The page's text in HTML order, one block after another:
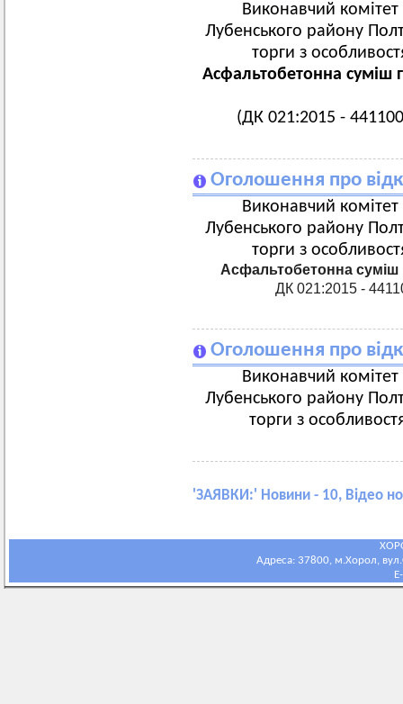
Виконавчий комітет
Лубенського району
торги з
Асфальтобетонна суміш
(ДК 021:2015 -
Оголошення про
Виконавчий комітет
Лубенського району
торги з
Асфальтобетонна суміш
ДК 021:2015 -
Оголошення про
Виконавчий комітет
Лубенського району
торги з
'ЗАЯВКИ:' Новини - 10, Відео
Адреса: 37800, м.Хорол,